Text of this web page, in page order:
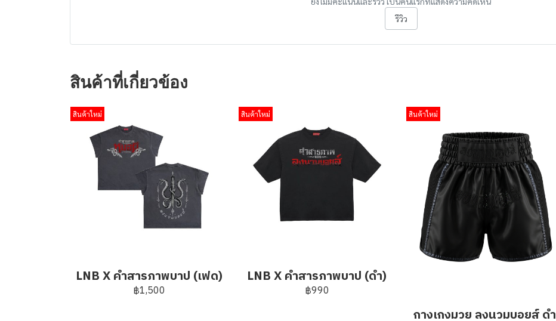
รีวิว
สินค้าที่เกี่ยวข้อง
สินค้าใหม่
LNB X คำสารภาพบาป (เฟด)
฿1,500
สินค้าใหม่
LNB X คำสารภาพบาป (ดำ)
฿990
สินค้าใหม่
กางเกงมวย ลงนวมบอยส์ ดำ